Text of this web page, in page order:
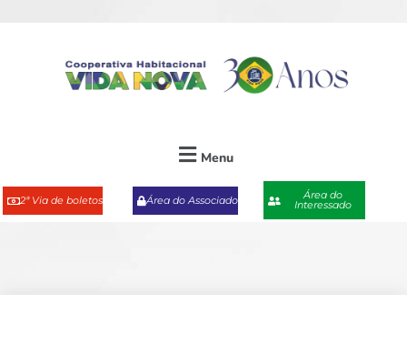
Menu
2ª Via de boletos Área do Associado Área do
Interessado